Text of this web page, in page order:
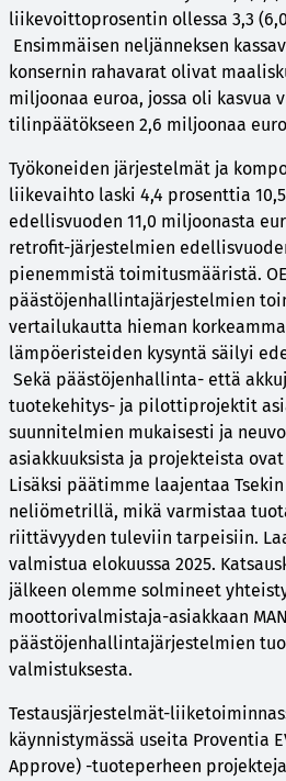
liikevoittoprosentin ollessa 3,3
Ensimmäisen neljänneksen
konsernin rahavarat olivat
miljoonaa euroa, jossa oli kasvua
tilinpäätökseen 2,6 miljoonaa
Työkoneiden järjestelmät ja
liikevaihto laski 4,4 prosenttia
edellisvuoden 11,0 miljoonasta
retrofit-järjestelmien
pienemmistä toimitusmääristä.
päästöjenhallintajärjestelmien
vertailukautta hieman
lämpöeristeiden kysyntä säilyi
Sekä päästöjenhallinta- että
tuotekehitys- ja pilottiprojektit
suunnitelmien mukaisesti ja
asiakkuuksista ja projekteista
Lisäksi päätimme laajentaa
neliömetrillä, mikä varmistaa
riittävyyden tuleviin tarpeisiin.
valmistua elokuussa 2025.
jälkeen olemme solmineet
moottorivalmistaja-asiakkaan
päästöjenhallintajärjestelmien
valmistuksesta.
Testausjärjestelmät-
käynnistymässä useita Proventia
Approve) -tuoteperheen